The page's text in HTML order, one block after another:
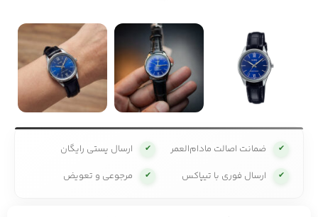
✔ ضمانت اصالت مادام‌العمر ✔ ارسال پستی رایگان
✔ ارسال فوری با تیپاکس ✔ مرجوعی و تعویض